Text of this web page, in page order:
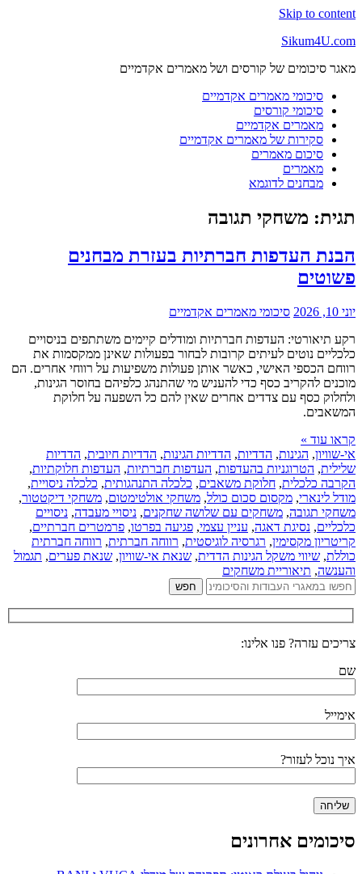
Skip to content
Sikum4U.com
מאגר סיכומים של קורסים ושל מאמרים אקדמיים
סיכומי מאמרים אקדמיים
סיכומי קורסים
מאמרים אקדמיים
סקירות של מאמרים אקדמיים
סיכום מאמרים
מאמרים
מבחנים לדוגמא
תגית: משחקי תגובה
הבנת העדפות חברתיות בעזרת מבחנים
פשוטים
יוני 10, 2026
סיכומי מאמרים אקדמיים
רקע תיאורטי: העדפות חברתיות ומודלים קיימים משתתפים בניסויים
כלכליים נוטים לעיתים קרובות לבחור בפעולות שאינן ממקסמות את
רווחם הכספי האישי, כאשר אותן פעולות משפיעות על רווחי אחרים. הם
מוכנים להקריב כסף כדי להעניש מי שהתנהג כלפיהם בחוסר הגינות,
ולחלוק כסף עם צדדים אחרים שאין להם כל השפעה על חלוקת
המשאבים.
קראו עוד »
אי-שוויון, הגינות, הדדיות, הדדיות הגינות, הדדיות חיובית, הדדיות
שלילית, הטרוגניות בהעדפות, העדפות חברתיות, העדפות חלוקתיות,
הקרבה כלכלית, חלוקת משאבים, כלכלה התנהגותית, כלכלה ניסויית,
מודל לינארי, מקסום סכום כולל, משחקי אולטימטום, משחקי דיקטטור,
משחקי תגובה, משחקים עם שלושה שחקנים, ניסויי מעבדה, ניסויים
כלכליים, נסיגת דאגה, עניין עצמי, פגיעה בפרטו, פרמטרים חברתיים,
קריטריון מקסימין, רגרסיה לוגיסטית, רווחה חברתית, רווחה חברתית
כוללת, שיווי משקל הגינות הדדית, שנאת אי-שוויון, שנאת פערים, תגמול
והענשה, תיאוריית משחקים
צריכים עזרה? פנו אלינו:
שם
אימייל
איך נוכל לעזור?
סיכומים אחרונים